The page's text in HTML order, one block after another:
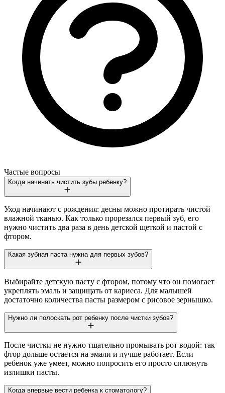
Частые вопросы
Когда начинать чистить зубы ребенку?
Уход начинают с рождения: десны можно протирать чистой
влажной тканью. Как только прорезался первый зуб, его
нужно чистить два раза в день детской щеткой и пастой с
фтором.
Какая зубная паста нужна для первых зубов?
Выбирайте детскую пасту с фтором, потому что он помогает
укреплять эмаль и защищать от кариеса. Для малышей
достаточно количества пасты размером с рисовое зернышко.
Нужно ли полоскать рот ребенку после чистки зубов?
После чистки не нужно тщательно промывать рот водой: так
фтор дольше остается на эмали и лучше работает. Если
ребенок уже умеет, можно попросить его просто сплюнуть
излишки пасты.
Когда впервые вести ребенка к стоматологу?